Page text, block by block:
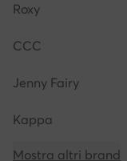
Roxy
CCC
Jenny Fairy
Kappa
Mostra altri brand